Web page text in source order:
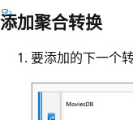
添加聚合转换
要添加的下一个